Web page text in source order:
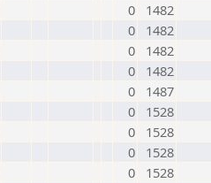
0
1482
0
1482
0
1482
0
1482
0
1487
0
1528
0
1528
0
1528
0
1528